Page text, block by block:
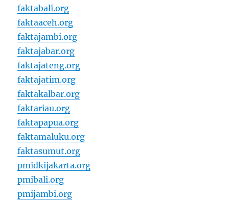
faktabali.org
faktaaceh.org
faktajambi.org
faktajabar.org
faktajateng.org
faktajatim.org
faktakalbar.org
faktariau.org
faktapapua.org
faktamaluku.org
faktasumut.org
pmidkijakarta.org
pmibali.org
pmijambi.org